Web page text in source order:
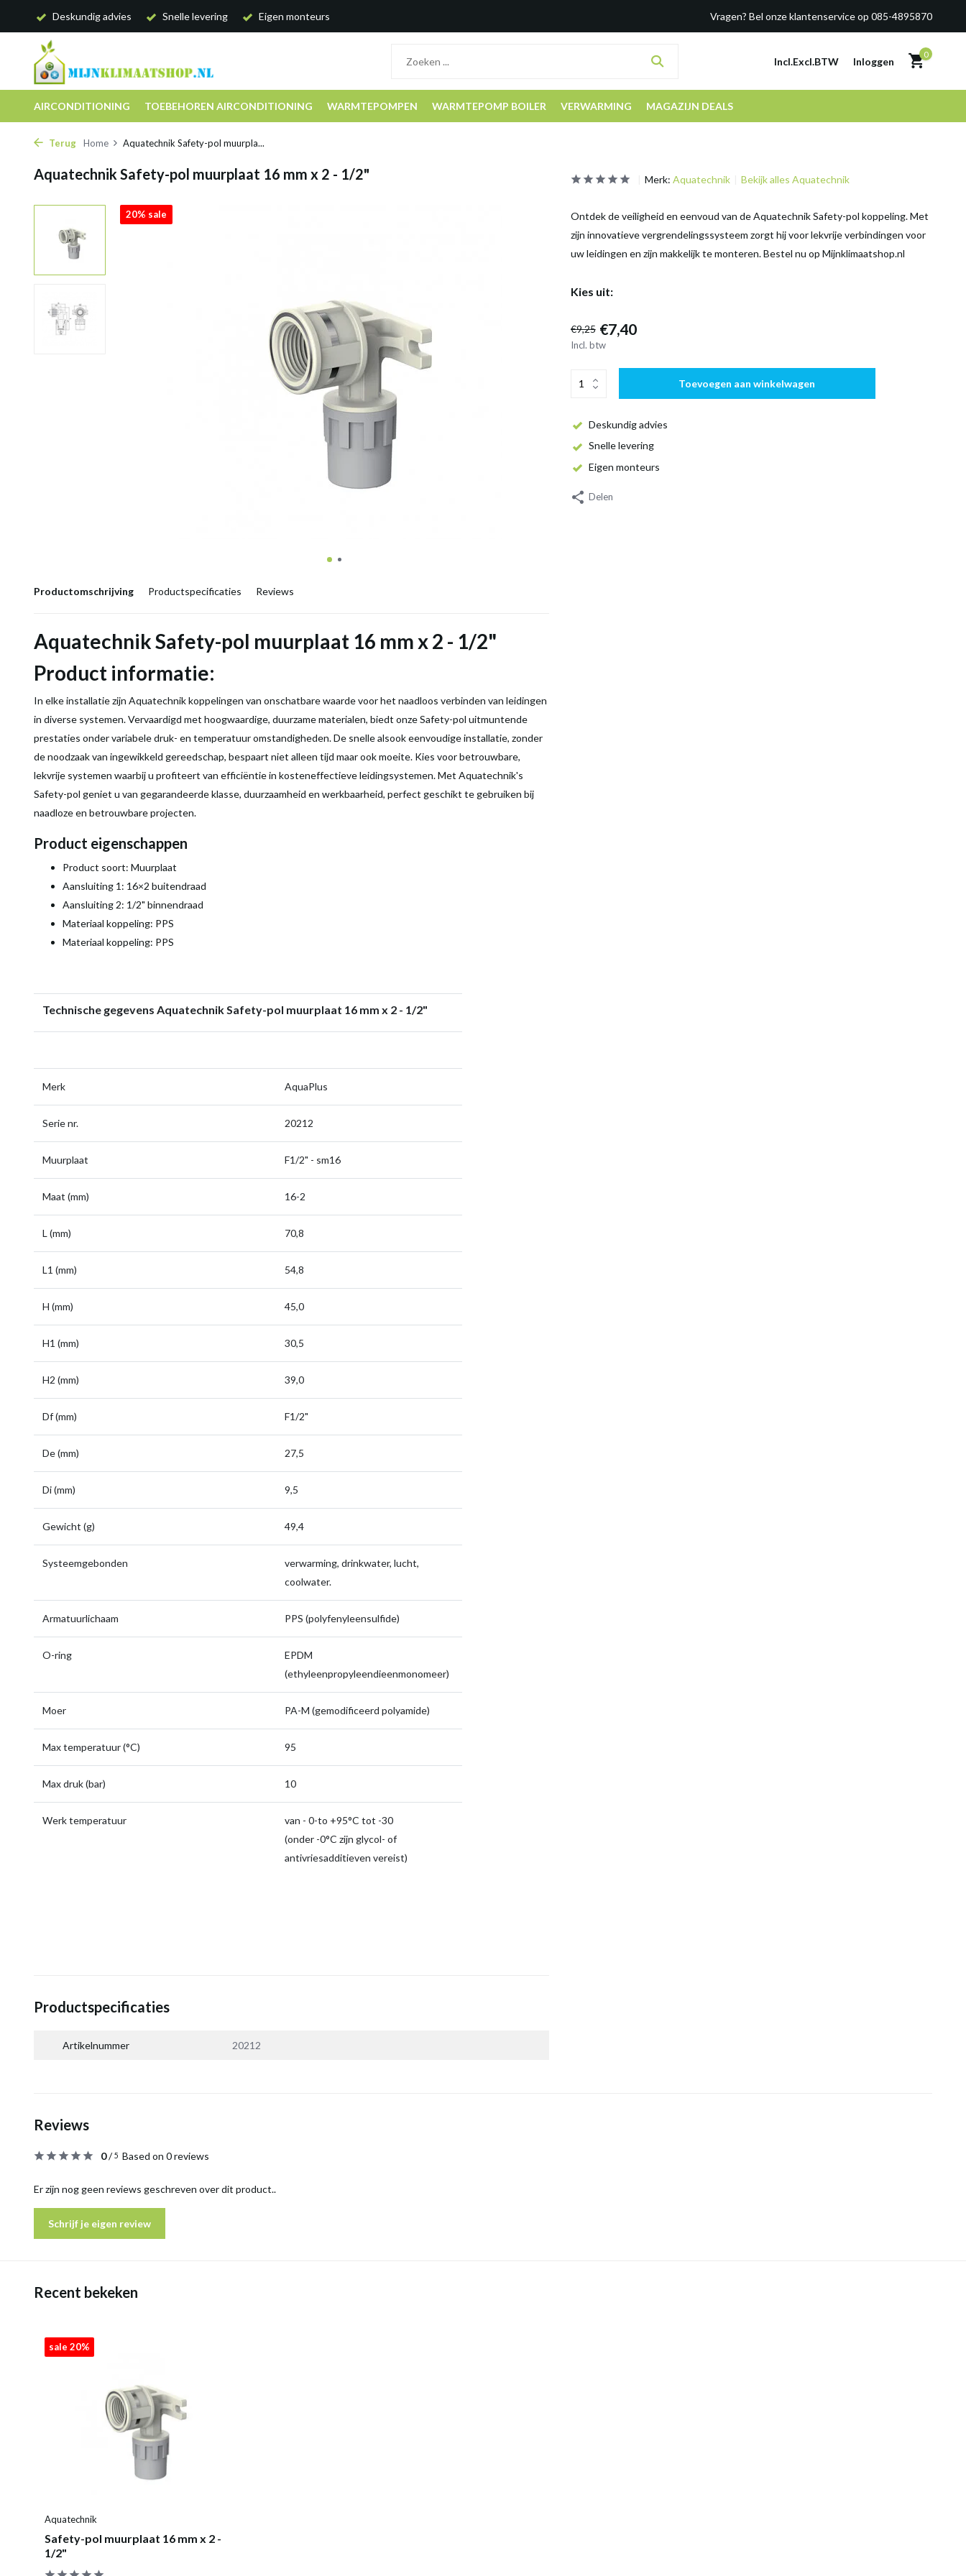
Deskundig advies Snelle levering Eigen monteurs Vragen? Bel onze klantenservice op 085-4895870
Incl.Excl.BTW Inloggen
0
AIRCONDITIONING TOEBEHOREN AIRCONDITIONING WARMTEPOMPEN WARMTEPOMP BOILER VERWARMING MAGAZIJN DEALS
Terug Home Aquatechnik Safety-pol muurpla...
Aquatechnik Safety-pol muurplaat 16 mm x 2 - 1/2"
20% sale
Productomschrijving Productspecificaties Reviews
Aquatechnik Safety-pol muurplaat 16 mm x 2 - 1/2"
Product informatie:
In elke installatie zijn Aquatechnik koppelingen van onschatbare waarde voor het naadloos verbinden van leidingen
in diverse systemen. Vervaardigd met hoogwaardige, duurzame materialen, biedt onze Safety-pol uitmuntende
prestaties onder variabele druk- en temperatuur omstandigheden. De snelle alsook eenvoudige installatie, zonder
de noodzaak van ingewikkeld gereedschap, bespaart niet alleen tijd maar ook moeite. Kies voor betrouwbare,
lekvrije systemen waarbij u profiteert van efficiëntie in kosteneffectieve leidingsystemen. Met Aquatechnik's
Safety-pol geniet u van gegarandeerde klasse, duurzaamheid en werkbaarheid, perfect geschikt te gebruiken bij
naadloze en betrouwbare projecten.
Product eigenschappen
Product soort: Muurplaat
Aansluiting 1: 16×2 buitendraad
Aansluiting 2: 1/2" binnendraad
Materiaal koppeling: PPS
Materiaal koppeling: PPS
Technische gegevens Aquatechnik Safety-pol muurplaat 16 mm x 2 - 1/2"
Merk AquaPlus
Serie nr. 20212
Muurplaat F1/2" - sm16
Maat (mm) 16-2
L (mm) 70,8
L1 (mm) 54,8
H (mm) 45,0
H1 (mm) 30,5
H2 (mm) 39,0
Df (mm) F1/2"
De (mm) 27,5
Di (mm) 9,5
Gewicht (g) 49,4
Systeemgebonden
verwarming, drinkwater, lucht,
coolwater.
Armatuurlichaam PPS (polyfenyleensulfide)
O-ring
EPDM
(ethyleenpropyleendieenmonomeer)
Moer PA-M (gemodificeerd polyamide)
Max temperatuur (°C) 95
Max druk (bar) 10
Werk temperatuur
van - 0-to +95°C tot -30
(onder -0°C zijn glycol- of
antivriesadditieven vereist)
Productspecificaties
Artikelnummer 20212
Merk: Aquatechnik Bekijk alles Aquatechnik
Ontdek de veiligheid en eenvoud van de Aquatechnik Safety-pol koppeling. Met
zijn innovatieve vergrendelingssysteem zorgt hij voor lekvrije verbindingen voor
uw leidingen en zijn makkelijk te monteren. Bestel nu op Mijnklimaatshop.nl
Kies uit:
€9,25 €7,40
Incl. btw
Toevoegen aan winkelwagen
Deskundig advies
Snelle levering
Eigen monteurs
Delen
Reviews
0/5 Based on 0 reviews
Er zijn nog geen reviews geschreven over dit product..
Schrijf je eigen review
Recent bekeken
sale 20%
Aquatechnik
Safety-pol muurplaat 16 mm x 2 -
1/2"